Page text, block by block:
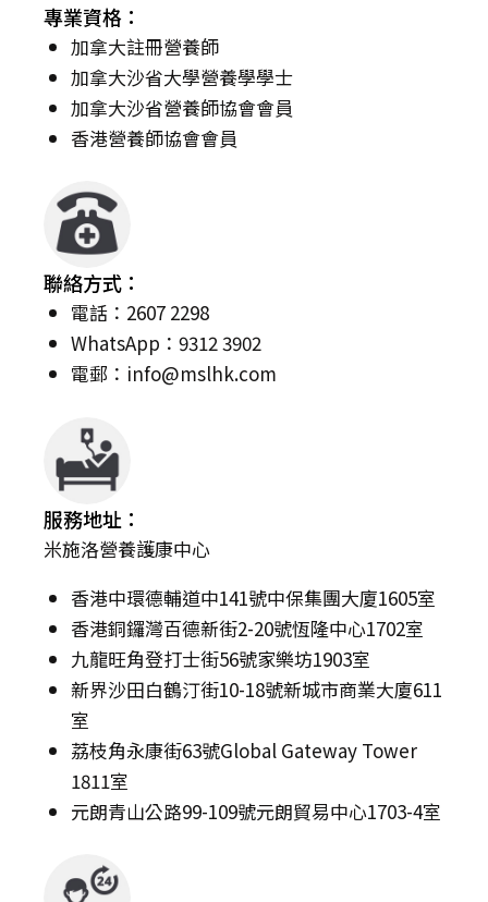
專業資格：
加拿大註冊營養師
加拿大沙省大學營養學學士
加拿大沙省營養師協會會員
香港營養師協會會員
聯絡方式：
電話：2607 2298
WhatsApp：9312 3902
電郵： info@mslhk.com
服務地址：
米施洛營養護康中心
香港中環德輔道中141號中保集團大廈1605室
香港銅鑼灣百德新街2-20號恆隆中心1702室
九龍旺角登打士街56號家樂坊1903室
新界沙田白鶴汀街10-18號新城市商業大廈611
室
荔枝角永康街63號Global Gateway Tower
1811室
元朗青山公路99-109號元朗貿易中心1703-4室